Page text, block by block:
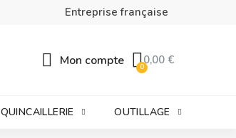
Entreprise française
Mon compte 0,00 €
QUINCAILLERIE OUTILLAGE